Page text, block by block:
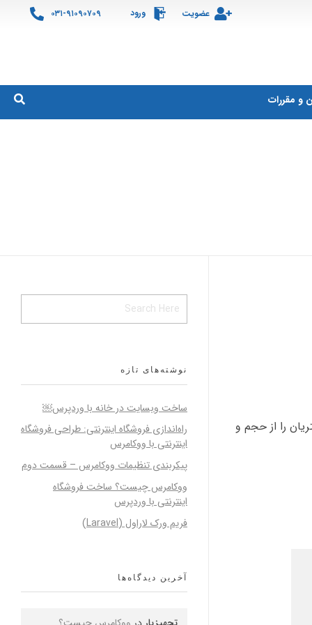
عضویت ورود ۰۳۱-۹۱۰۹۰۷۰۹
و مقررات
را از حجم و
نوشته‌های تازه
ساخت وبسایت در خانه با وردپرس￼
راه‌اندازی فروشگاه اینترنتی: طراحی فروشگاه
اینترنتی با ووکامرس
پیکربندی تنظیمات ووکامرس – قسمت دوم
ووکامرس چیست؟ ساخت فروشگاه
اینترنتی با وردپرس
فریم ورک لاراول (Laravel)
آخرین دیدگاه‌ها